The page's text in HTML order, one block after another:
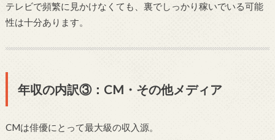
テレビで頻繁に見かけなくても、裏でしっかり稼いでいる可能
性は十分あります。
年収の内訳③：CM・その他メディア
CMは俳優にとって最大級の収入源。